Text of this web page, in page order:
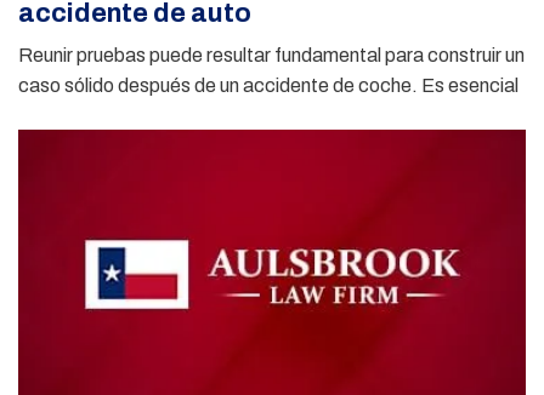
accidente de auto
Reunir pruebas puede resultar fundamental para construir un
caso sólido después de un accidente de coche. Es esencial